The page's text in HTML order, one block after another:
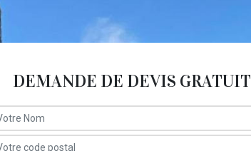
DEMANDE DE DEVIS GRATUIT